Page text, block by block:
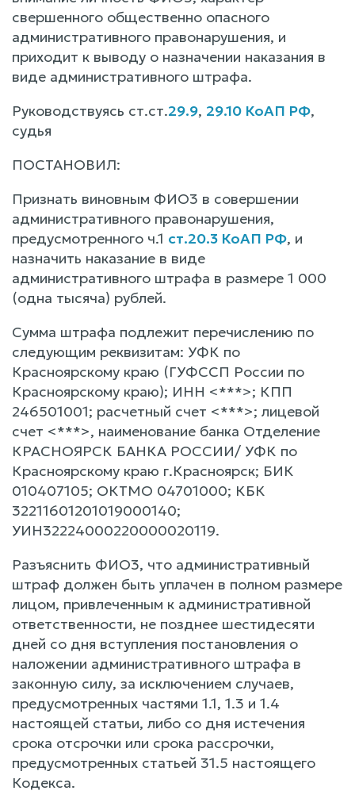
свершенного общественно опасного
административного правонарушения, и
приходит к выводу о назначении наказания в
виде административного штрафа.
Руководствуясь ст.ст.29.9, 29.10 КоАП РФ,
судья
ПОСТАНОВИЛ:
Признать виновным ФИО3 в совершении
административного правонарушения,
предусмотренного ч.1 ст.20.3 КоАП РФ, и
назначить наказание в виде
административного штрафа в размере 1 000
(одна тысяча) рублей.
Сумма штрафа подлежит перечислению по
следующим реквизитам: УФК по
Красноярскому краю (ГУФССП России по
Красноярскому краю); ИНН <***>; КПП
246501001; расчетный счет <***>; лицевой
счет <***>, наименование банка Отделение
КРАСНОЯРСК БАНКА РОССИИ/ УФК по
Красноярскому краю г.Красноярск; БИК
010407105; ОКТМО 04701000; КБК
32211601201019000140;
УИН32224000220000020119.
Разъяснить ФИО3, что административный
штраф должен быть уплачен в полном размере
лицом, привлеченным к административной
ответственности, не позднее шестидесяти
дней со дня вступления постановления о
наложении административного штрафа в
законную силу, за исключением случаев,
предусмотренных частями 1.1, 1.3 и 1.4
настоящей статьи, либо со дня истечения
срока отсрочки или срока рассрочки,
предусмотренных статьей 31.5 настоящего
Кодекса.